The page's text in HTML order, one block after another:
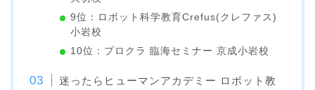
9位：ロボット科学教育Crefus(クレファス)
小岩校
10位：プロクラ 臨海セミナー 京成小岩校
迷ったらヒューマンアカデミー ロボット教